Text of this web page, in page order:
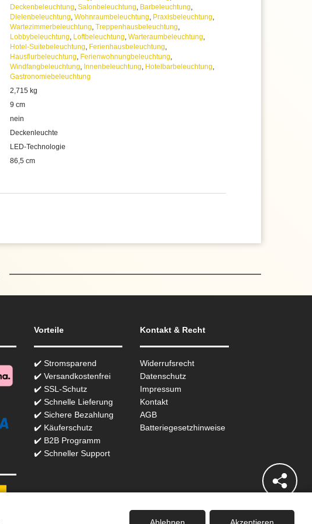
Deckenbeleuchtung, Salonbeleuchtung, Barbeleuchtung,
Dielenbeleuchtung, Wohnraumbeleuchtung, Praxisbeleuchtung,
Wartezimmerbeleuchtung, Treppenhausbeleuchtung,
Lobbybeleuchtung, Loftbeleuchtung, Warteraumbeleuchtung,
Hotel-Suitebeleuchtung, Ferienhausbeleuchtung,
Hausflurbeleuchtung, Ferienwohnungbeleuchtung,
Windfangbeleuchtung, Innenbeleuchtung, Hotelbarbeleuchtung,
Gastronomiebeleuchtung
2,715 kg
9 cm
nein
Deckenleuchte
LED-Technologie
86,5 cm
Vorteile
✔️ Stromsparend
✔️ Versandkostenfrei
✔️ SSL-Schutz
✔️ Schnelle Lieferung
✔️ Sichere Bezahlung
✔️ Käuferschutz
✔️ B2B Programm
✔️ Schneller Support
Kontakt & Recht
Widerrufsrecht
Datenschutz
Impressum
Kontakt
AGB
Batteriegesetzhinweise